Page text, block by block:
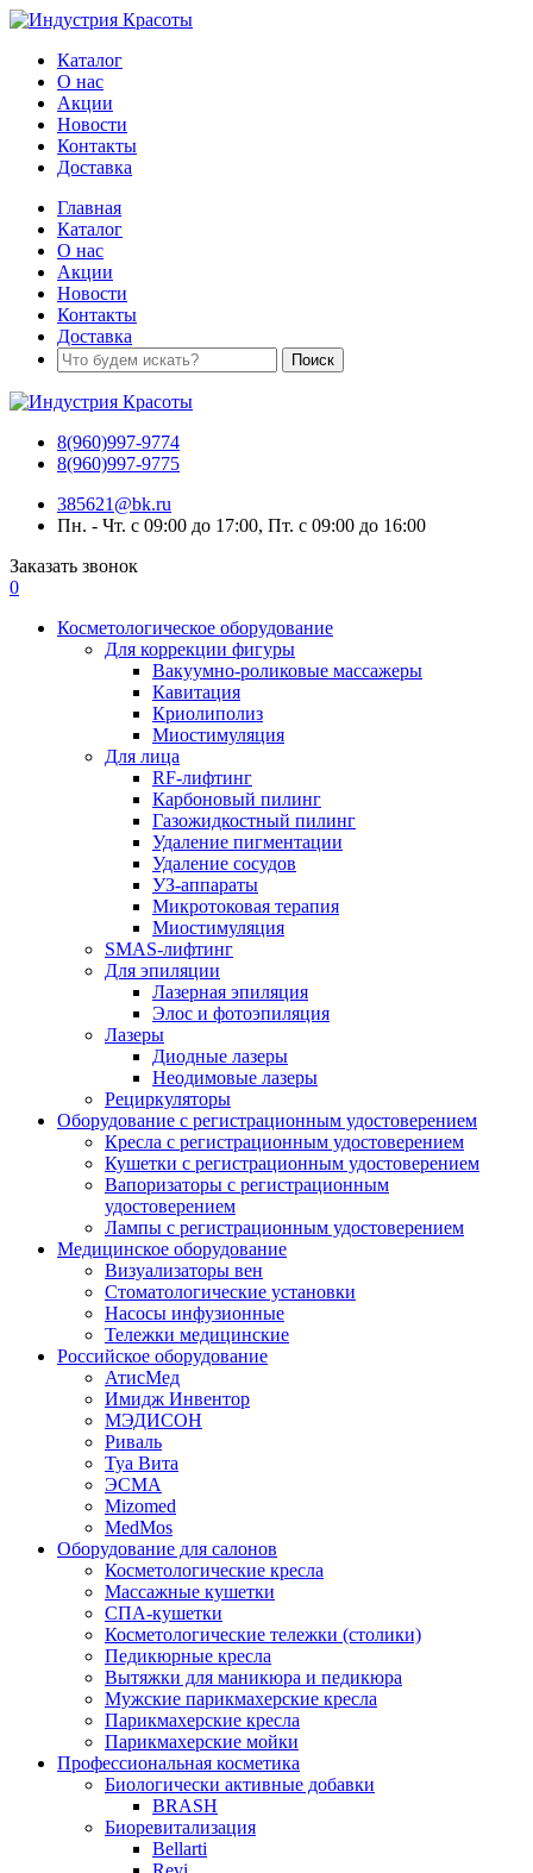
Каталог
О нас
Акции
Новости
Контакты
Доставка
Главная
Каталог
О нас
Акции
Новости
Контакты
Доставка
8(960)997-9774
8(960)997-9775
385621@bk.ru
Пн. - Чт. с 09:00 до 17:00, Пт. с 09:00 до 16:00
Заказать звонок
0
Косметологическое оборудование
Для коррекции фигуры
Вакуумно-роликовые массажеры
Кавитация
Криолиполиз
Миостимуляция
Для лица
RF-лифтинг
Карбоновый пилинг
Газожидкостный пилинг
Удаление пигментации
Удаление сосудов
УЗ-аппараты
Микротоковая терапия
Миостимуляция
SMAS-лифтинг
Для эпиляции
Лазерная эпиляция
Элос и фотоэпиляция
Лазеры
Диодные лазеры
Неодимовые лазеры
Рециркуляторы
Оборудование с регистрационным удостоверением
Кресла с регистрационным удостоверением
Кушетки с регистрационным удостоверением
Вапоризаторы с регистрационным
удостоверением
Лампы с регистрационным удостоверением
Медицинское оборудование
Визуализаторы вен
Стоматологические установки
Насосы инфузионные
Тележки медицинские
Российское оборудование
АтисМед
Имидж Инвентор
МЭДИСОН
Риваль
Туа Вита
ЭСМА
Mizomed
MedMos
Оборудование для салонов
Косметологические кресла
Массажные кушетки
СПА-кушетки
Косметологические тележки (столики)
Педикюрные кресла
Вытяжки для маникюра и педикюра
Мужские парикмахерские кресла
Парикмахерские кресла
Парикмахерские мойки
Профессиональная косметика
Биологически активные добавки
BRASH
Биоревитализация
Bellarti